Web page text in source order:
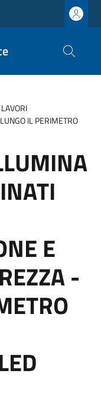
IL PERIMETRO
E
-